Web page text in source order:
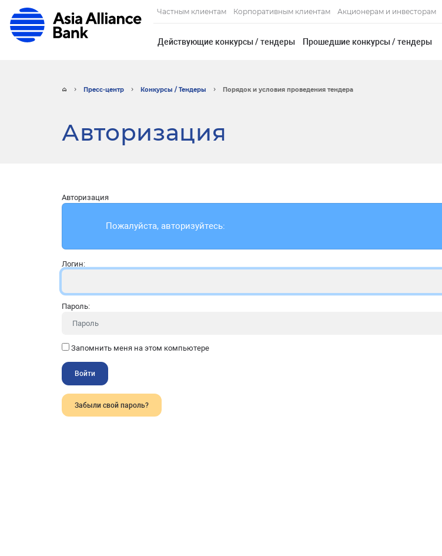
Частным клиентам Корпоративным клиентам Акционерам и инвесторам
Действующие конкурсы / тендеры Прошедшие конкурсы / тендеры
Пресс-центр Конкурсы / Тендеры Порядок и условия проведения тендера
Авторизация
Авторизация
Пожалуйста, авторизуйтесь:
Логин:
Пароль:
Запомнить меня на этом компьютере
Забыли свой пароль?